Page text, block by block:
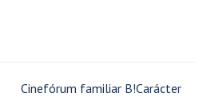
Cinefórum familiar B!Carácter